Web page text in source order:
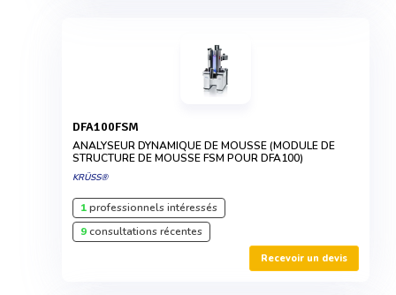
DFA100FSM
ANALYSEUR DYNAMIQUE DE MOUSSE (MODULE DE
STRUCTURE DE MOUSSE FSM POUR DFA100)
KRÜSS®
1professionnels intéressés
9consultations récentes
Recevoir un devis